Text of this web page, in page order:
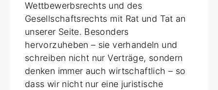
Wettbewerbsrechts und des
Gesellschaftsrechts mit Rat und Tat an
unserer Seite. Besonders
hervorzuheben – sie verhandeln und
schreiben nicht nur Verträge, sondern
denken immer auch wirtschaftlich – so
dass wir nicht nur eine juristische